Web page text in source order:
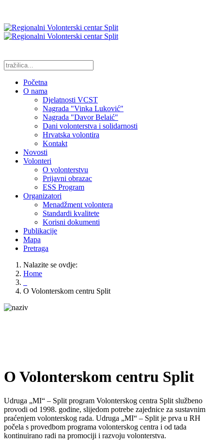
Početna
O nama
Djelatnosti VCST
Nagrada "Vinka Luković"
Nagrada "Davor Belaić"
Dani volonterstva i solidarnosti
Hrvatska volontira
Kontakt
Novosti
Volonteri
O volonterstvu
Prijavni obrazac
ESS Program
Organizatori
Menadžment volontera
Standardi kvalitete
Korisni dokumenti
Publikacije
Mapa
Pretraga
Nalazite se ovdje:
Home
O Volonterskom centru Split
O Volonterskom centru Split
Udruga „MI“ – Split program Volonterskog centra Split službeno
provodi od 1998. godine, slijedom potrebe zajednice za sustavnim
praćenjem volonterskog rada. Udruga „MI“ – Split je prva u RH
počela s provedbom programa volonterskog centra i od tada
kontinuirano radi na promociji i razvoju volonterstva.